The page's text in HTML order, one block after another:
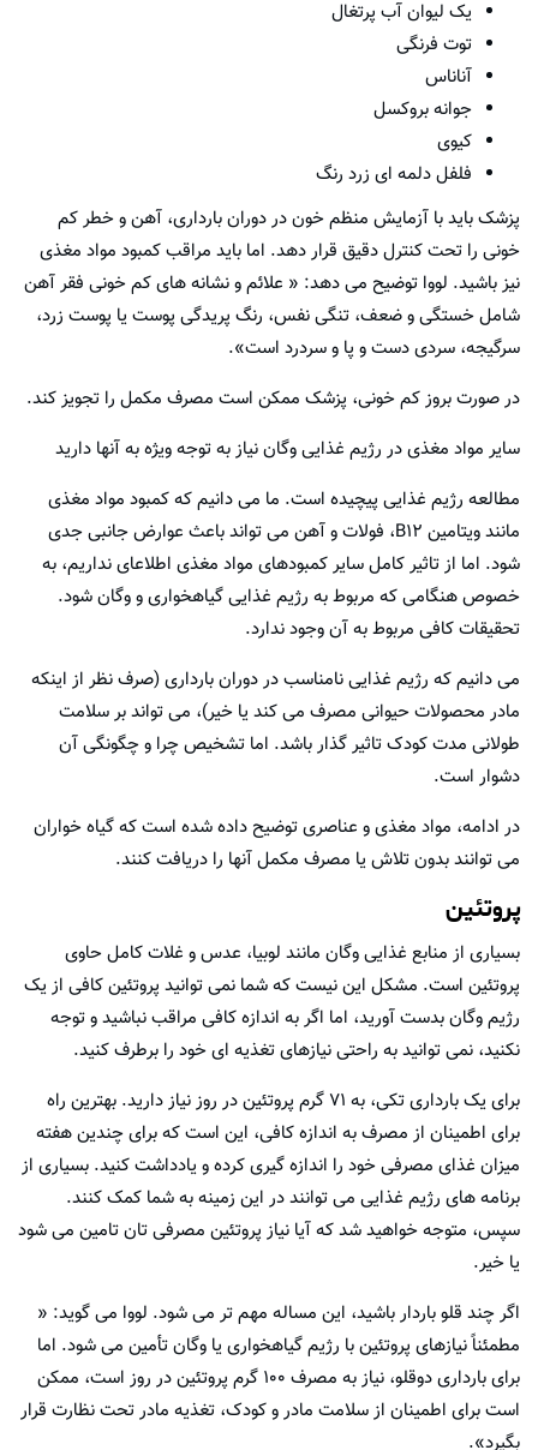
یک لیوان آب پرتغال
توت فرنگی
آناناس
جوانه بروکسل
کیوی
فلفل دلمه ای زرد رنگ
پزشک باید با آزمایش منظم خون در دوران بارداری، آهن و خطر کم
خونی را تحت کنترل دقیق قرار دهد. اما باید مراقب کمبود مواد مغذی
نیز باشید. لووا توضیح می دهد: « علائم و نشانه های کم خونی فقر آهن
شامل خستگی و ضعف، تنگی نفس، رنگ پریدگی پوست یا پوست زرد،
سرگیجه، سردی دست و پا و سردرد است».
در صورت بروز کم خونی، پزشک ممکن است مصرف مکمل را تجویز کند.
سایر مواد مغذی در رژیم غذایی وگان نیاز به توجه ویژه به آنها دارید
مطالعه رژیم غذایی پیچیده است. ما می دانیم که کمبود مواد مغذی
مانند ویتامین B12، فولات و آهن می تواند باعث عوارض جانبی جدی
شود. اما از تاثیر کامل سایر کمبودهای مواد مغذی اطلاعای نداریم، به
خصوص هنگامی که مربوط به رژیم غذایی گیاهخواری و وگان شود.
تحقیقات کافی مربوط به آن وجود ندارد.
می دانیم که رژیم غذایی نامناسب در دوران بارداری (صرف نظر از اینکه
مادر محصولات حیوانی مصرف می کند یا خیر)، می تواند بر سلامت
طولانی مدت کودک تاثیر گذار باشد. اما تشخیص چرا و چگونگی آن
دشوار است.
در ادامه، مواد مغذی و عناصری توضیح داده شده است که گیاه خواران
می توانند بدون تلاش یا مصرف مکمل آنها را دریافت کنند.
پروتئین
بسیاری از منابع غذایی وگان مانند لوبیا، عدس و غلات کامل حاوی
پروتئین است. مشکل این نیست که شما نمی توانید پروتئین کافی از یک
رژیم وگان بدست آورید، اما اگر به اندازه کافی مراقب نباشید و توجه
نکنید، نمی توانید به راحتی نیازهای تغذیه ای خود را برطرف کنید.
برای یک بارداری تکی، به ۷۱ گرم پروتئین در روز نیاز دارید. بهترین راه
برای اطمینان از مصرف به اندازه کافی، این است که برای چندین هفته
میزان غذای مصرفی خود را اندازه گیری کرده و یادداشت کنید. بسیاری از
برنامه های رژیم غذایی می توانند در این زمینه به شما کمک کنند.
سپس، متوجه خواهید شد که آیا نیاز پروتئین مصرفی تان تامین می شود
یا خیر.
اگر چند قلو باردار باشید، این مساله مهم تر می شود. لووا می گوید: «
مطمئناً نیازهای پروتئین با رژیم گیاهخواری یا وگان تأمین می شود. اما
برای بارداری دوقلو، نیاز به مصرف ۱۰۰ گرم پروتئین در روز است، ممکن
است برای اطمینان از سلامت مادر و کودک، تغذیه مادر تحت نظارت قرار
بگیرد».